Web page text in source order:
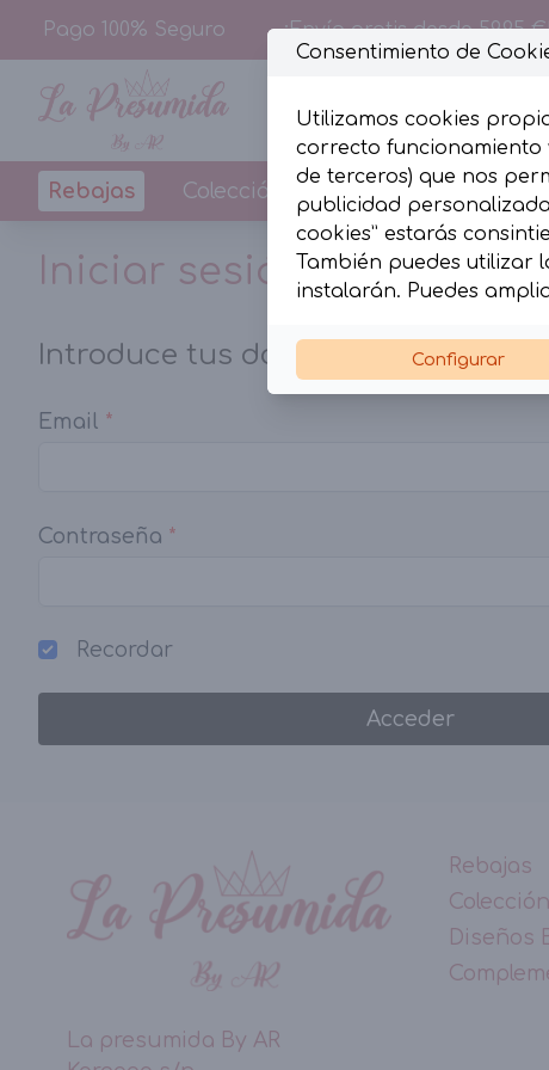
Pago 100% Seguro ¡Envío gratis desde 59,95
Rebajas Colección Diseños By La
Iniciar sesión
Introduce tus datos de acceso
Email *
Contraseña *
Recordar
Acceder
La presumida By AR
Rebajas
Colección
Diseños
Consentimiento de
Utilizamos cookies
correcto funcionamiento
de terceros) que nos
publicidad
cookies” estarás
También puedes utilizar
instalarán. Puedes
Configurar